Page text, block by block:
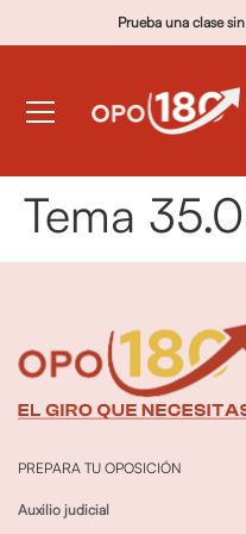
Prueba una clase
Tema
PREPARA TU OPOSICIÓN
Auxilio judicial